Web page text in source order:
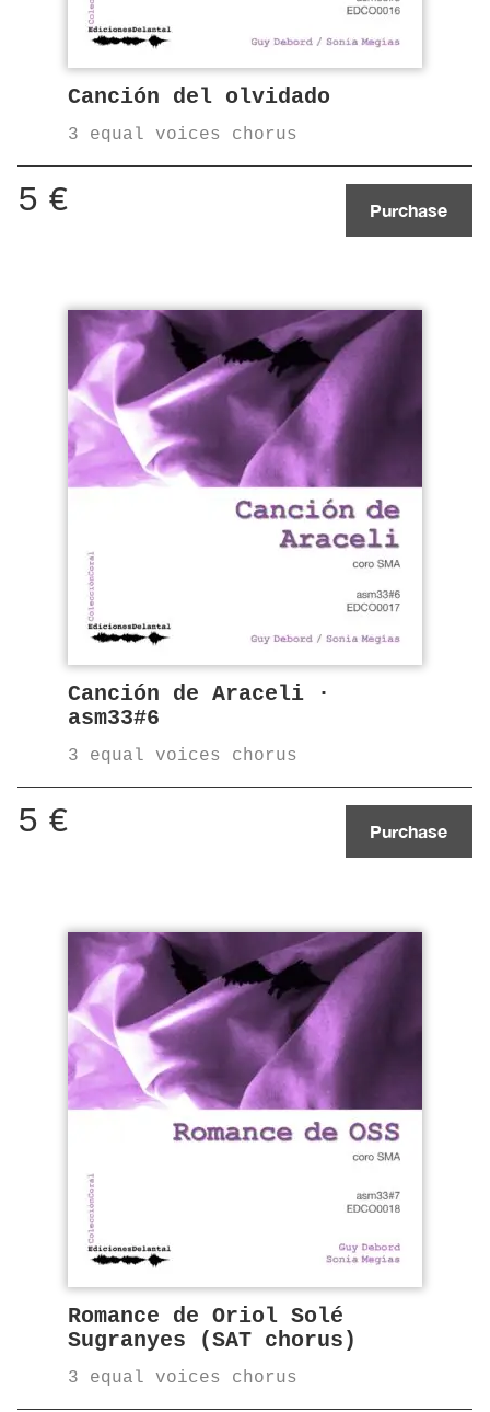
Canción del olvidado
3 equal voices chorus
5 € Purchase
Canción de Araceli ·
asm33#6
3 equal voices chorus
5 € Purchase
Romance de Oriol Solé
Sugranyes (SAT chorus)
3 equal voices chorus